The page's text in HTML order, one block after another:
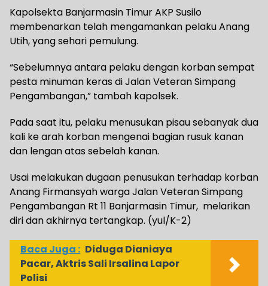
Kapolsekta Banjarmasin Timur AKP Susilo
membenarkan telah mengamankan pelaku Anang
Utih, yang sehari pemulung.
“Sebelumnya antara pelaku dengan korban sempat
pesta minuman keras di Jalan Veteran Simpang
Pengambangan,” tambah kapolsek.
Pada saat itu, pelaku menusukan pisau sebanyak dua
kali ke arah korban mengenai bagian rusuk kanan
dan lengan atas sebelah kanan.
Usai melakukan dugaan penusukan terhadap korban
Anang Firmansyah warga Jalan Veteran Simpang
Pengambangan Rt 11 Banjarmasin Timur, melarikan
diri dan akhirnya tertangkap. (yul/K-2)
Baca Juga : Diduga Dianiaya
Pacar, Aktris Sali Irsalina Lapor
Polisi